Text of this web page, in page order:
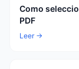
Como
PDF
Leer →